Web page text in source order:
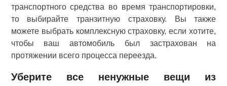
транспортного средства во время транспортировки,
то выбирайте транзитную страховку. Вы также
можете выбрать комплексную страховку, если хотите,
чтобы ваш автомобиль был застрахован на
протяжении всего процесса переезда.
Уберите все ненужные вещи из